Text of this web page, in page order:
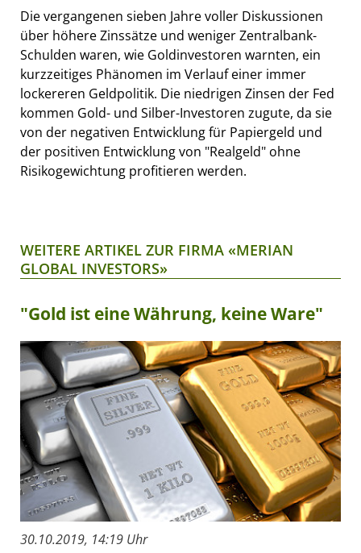
Die vergangenen sieben Jahre voller Diskussionen
über höhere Zinssätze und weniger Zentralbank-
Schulden waren, wie Goldinvestoren warnten, ein
kurzzeitiges Phänomen im Verlauf einer immer
lockereren Geldpolitik. Die niedrigen Zinsen der Fed
kommen Gold- und Silber-Investoren zugute, da sie
von der negativen Entwicklung für Papiergeld und
der positiven Entwicklung von "Realgeld" ohne
Risikogewichtung profitieren werden.
WEITERE ARTIKEL ZUR FIRMA «MERIAN
GLOBAL INVESTORS»
"Gold ist eine Währung, keine Ware"
30.10.2019, 14:19 Uhr